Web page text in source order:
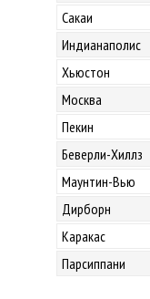
Сакаи
Индианаполис
Хьюстон
Москва
Пекин
Беверли-Хиллз
Маунтин-Вью
Дирборн
Каракас
Парсиппани